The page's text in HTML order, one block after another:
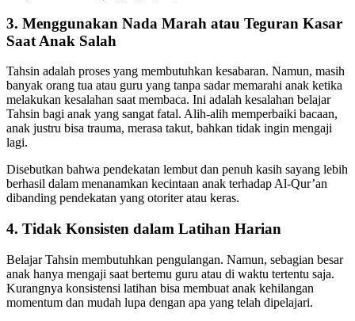
3. Menggunakan Nada Marah atau Teguran Kasar
Saat Anak Salah
Tahsin adalah proses yang membutuhkan kesabaran. Namun, masih
banyak orang tua atau guru yang tanpa sadar memarahi anak ketika
melakukan kesalahan saat membaca. Ini adalah kesalahan belajar
Tahsin bagi anak yang sangat fatal. Alih-alih memperbaiki bacaan,
anak justru bisa trauma, merasa takut, bahkan tidak ingin mengaji
lagi.
Disebutkan bahwa pendekatan lembut dan penuh kasih sayang lebih
berhasil dalam menanamkan kecintaan anak terhadap Al-Qur’an
dibanding pendekatan yang otoriter atau keras.
4. Tidak Konsisten dalam Latihan Harian
Belajar Tahsin membutuhkan pengulangan. Namun, sebagian besar
anak hanya mengaji saat bertemu guru atau di waktu tertentu saja.
Kurangnya konsistensi latihan bisa membuat anak kehilangan
momentum dan mudah lupa dengan apa yang telah dipelajari.